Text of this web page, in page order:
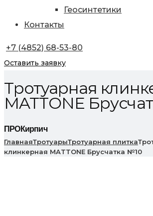
Геосинтетики
Контакты
+7 (4852) 68-53-80
Оставить заявку
Тротуарная
MATTONE
ПРОКирпич
ГлавнаяТротуарыТротуарная плитка
клинкерная MATTONE Брусчатка №10